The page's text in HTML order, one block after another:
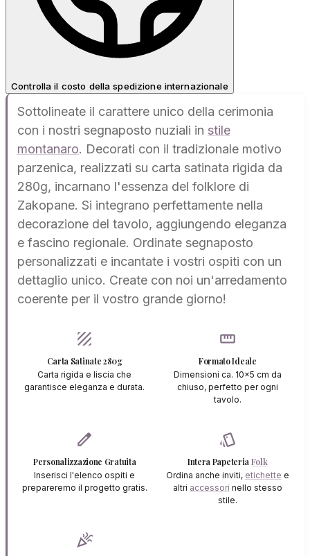
Controlla il costo della spedizione internazionale
Sottolineate il carattere unico della cerimonia
con i nostri segnaposto nuziali in stile
montanaro. Decorati con il tradizionale motivo
parzenica, realizzati su carta satinata rigida da
280g, incarnano l'essenza del folklore di
Zakopane. Si integrano perfettamente nella
decorazione del tavolo, aggiungendo eleganza
e fascino regionale. Ordinate segnaposto
personalizzati e incantate i vostri ospiti con un
dettaglio unico. Create con noi un'arredamento
coerente per il vostro grande giorno!
texture
Carta Satinate 280g
Carta rigida e liscia che
garantisce eleganza e durata.
straighten
Formato Ideale
Dimensioni ca. 10x5 cm da
chiuso, perfetto per ogni
tavolo.
edit
Personalizzazione Gratuita
Inserisci l'elenco ospiti e
prepareremo il progetto gratis.
style
Intera PapeteriaFolk
Ordina anche inviti, etichette e
altri accessori nello stesso
stile.
celebration